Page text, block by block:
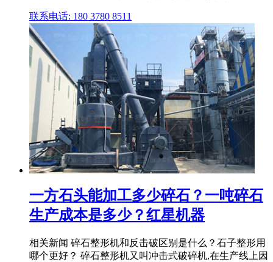
联系电话: 180 3780 8511
一方石头能加工多少碎石？一吨碎石
生产成本是多少？红星机器
相关新闻 碎石整形机和反击破区别是什么？石子整形用
哪个更好？ 碎石整形机又叫冲击式破碎机,在生产线上因